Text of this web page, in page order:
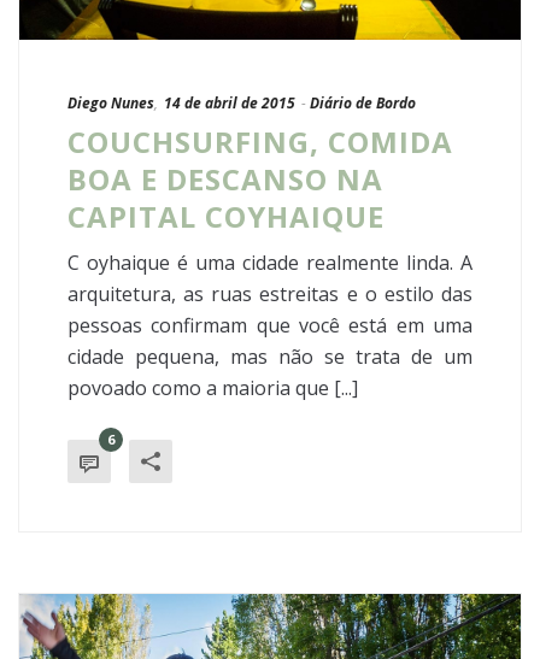
Diego Nunes, 14 de abril de 2015 - Diário de Bordo
COUCHSURFING, COMIDA
BOA E DESCANSO NA
CAPITAL COYHAIQUE
C oyhaique é uma cidade realmente linda. A
arquitetura, as ruas estreitas e o estilo das
pessoas confirmam que você está em uma
cidade pequena, mas não se trata de um
povoado como a maioria que [...]
6